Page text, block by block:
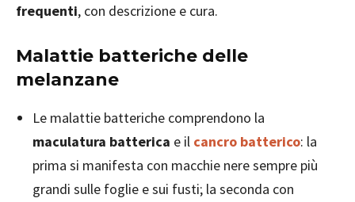
frequenti, con descrizione e cura.
Malattie batteriche delle
melanzane
Le malattie batteriche comprendono la
maculatura batterica e il cancro batterico: la
prima si manifesta con macchie nere sempre più
grandi sulle foglie e sui fusti; la seconda con